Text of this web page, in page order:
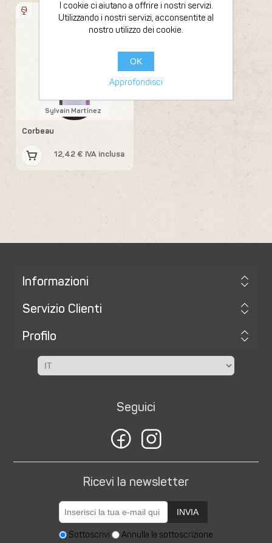
2018
Bouteille 75 cl
Sylvain Martínez
Corbeau
12,42 € IVA inclusa
Informazioni
Servizio Clienti
Profilo
Seguici
Ricevi la newsletter
INVIA
Sottoscrivi Annulla la sottoscrizione
I cookie ci aiutano a offrire i nostri servizi.
Utilizzando i nostri servizi, acconsentite al
nostro utilizzo dei cookie.
OK
Approfondisci